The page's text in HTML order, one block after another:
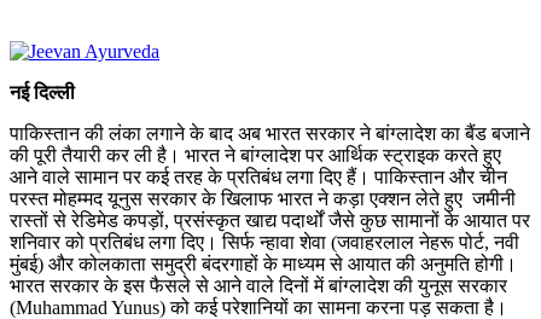
नई दिल्ली
पाकिस्तान की लंका लगाने के बाद अब भारत सरकार ने बांग्लादेश का बैंड बजाने
की पूरी तैयारी कर ली है। भारत ने बांग्लादेश पर आर्थिक स्ट्राइक करते हुए
आने वाले सामान पर कई तरह के प्रतिबंध लगा दिए हैं। पाकिस्तान और चीन
परस्त मोहम्मद यूनुस सरकार के खिलाफ भारत ने कड़ा एक्शन लेते हुए जमीनी
रास्तों से रेडिमेड कपड़ों, प्रसंस्कृत खाद्य पदार्थों जैसे कुछ सामानों के आयात पर
शनिवार को प्रतिबंध लगा दिए। सिर्फ न्हावा शेवा (जवाहरलाल नेहरू पोर्ट, नवी
मुंबई) और कोलकाता समुद्री बंदरगाहों के माध्यम से आयात की अनुमति होगी।
भारत सरकार के इस फैसले से आने वाले दिनों में बांग्लादेश की युनूस सरकार
(Muhammad Yunus) को कई परेशानियों का सामना करना पड़ सकता है।